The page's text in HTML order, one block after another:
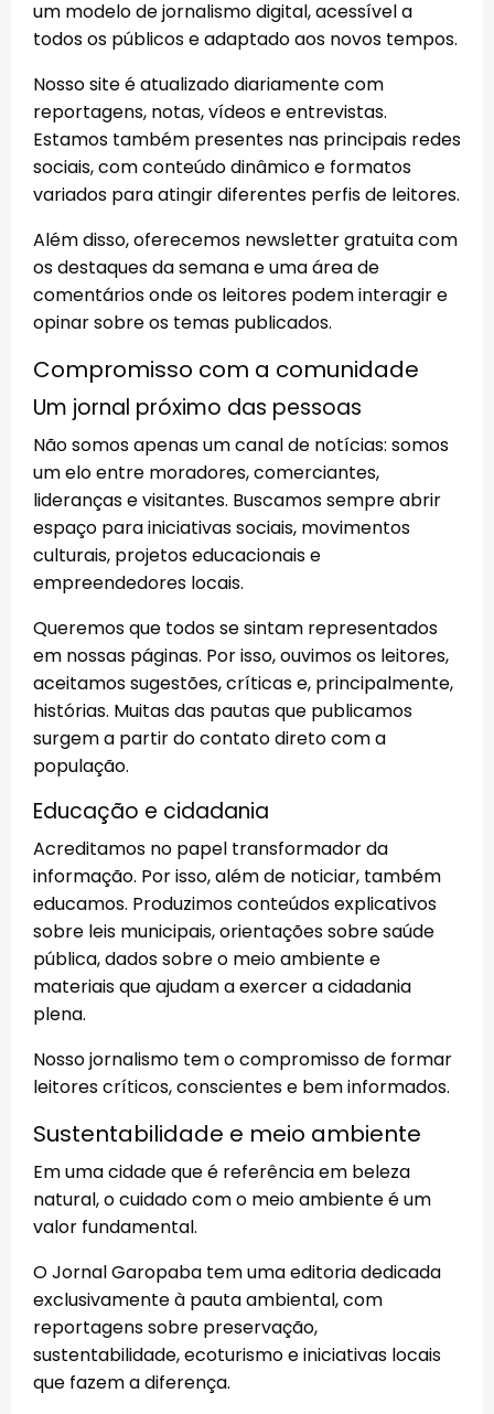
um modelo de jornalismo digital, acessível a
todos os públicos e adaptado aos novos tempos.
Nosso site é atualizado diariamente com
reportagens, notas, vídeos e entrevistas.
Estamos também presentes nas principais redes
sociais, com conteúdo dinâmico e formatos
variados para atingir diferentes perfis de leitores.
Além disso, oferecemos newsletter gratuita com
os destaques da semana e uma área de
comentários onde os leitores podem interagir e
opinar sobre os temas publicados.
Compromisso com a comunidade
Um jornal próximo das pessoas
Não somos apenas um canal de notícias: somos
um elo entre moradores, comerciantes,
lideranças e visitantes. Buscamos sempre abrir
espaço para iniciativas sociais, movimentos
culturais, projetos educacionais e
empreendedores locais.
Queremos que todos se sintam representados
em nossas páginas. Por isso, ouvimos os leitores,
aceitamos sugestões, críticas e, principalmente,
histórias. Muitas das pautas que publicamos
surgem a partir do contato direto com a
população.
Educação e cidadania
Acreditamos no papel transformador da
informação. Por isso, além de noticiar, também
educamos. Produzimos conteúdos explicativos
sobre leis municipais, orientações sobre saúde
pública, dados sobre o meio ambiente e
materiais que ajudam a exercer a cidadania
plena.
Nosso jornalismo tem o compromisso de formar
leitores críticos, conscientes e bem informados.
Sustentabilidade e meio ambiente
Em uma cidade que é referência em beleza
natural, o cuidado com o meio ambiente é um
valor fundamental.
O Jornal Garopaba tem uma editoria dedicada
exclusivamente à pauta ambiental, com
reportagens sobre preservação,
sustentabilidade, ecoturismo e iniciativas locais
que fazem a diferença.